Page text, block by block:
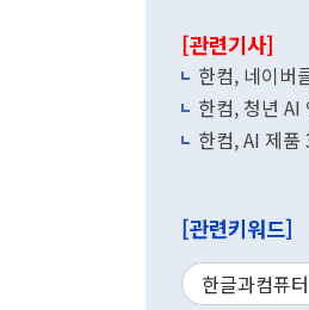
[관련기사]
한컴, 네이버
한컴, AI 제
[관련키워드]
한글과컴퓨터